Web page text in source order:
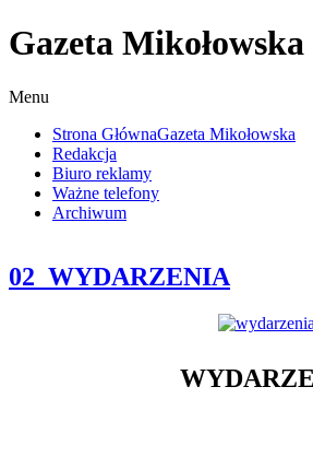
Gazeta Mikołowska
Menu
Strona GłównaGazeta Mikołowska
Redakcja
Biuro reklamy
Ważne telefony
Archiwum
02_WYDARZENIA